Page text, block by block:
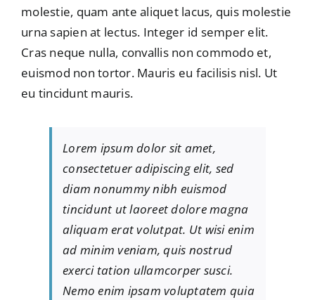
molestie, quam ante aliquet lacus, quis molestie
urna sapien at lectus. Integer id semper elit.
Cras neque nulla, convallis non commodo et,
euismod non tortor. Mauris eu facilisis nisl. Ut
eu tincidunt mauris.
Lorem ipsum dolor sit amet,
consectetuer adipiscing elit, sed
diam nonummy nibh euismod
tincidunt ut laoreet dolore magna
aliquam erat volutpat. Ut wisi enim
ad minim veniam, quis nostrud
exerci tation ullamcorper susci.
Nemo enim ipsam voluptatem quia